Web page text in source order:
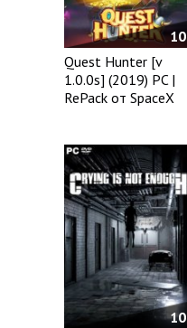
10
Quest Hunter [v
1.0.0s] (2019) PC |
RePack от SpaceX
10